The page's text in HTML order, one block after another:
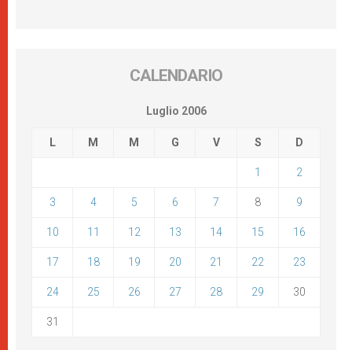
CALENDARIO
Luglio 2006
L M M G V S D
1 2
3 4 5 6 7 8 9
10 11 12 13 14 15 16
17 18 19 20 21 22 23
24 25 26 27 28 29 30
31